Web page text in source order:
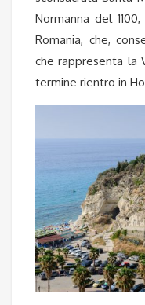
Normanna del
Romania, che,
che rappresenta la
termine rientro in